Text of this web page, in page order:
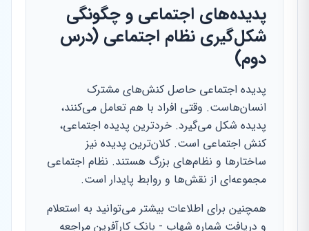
پدیده‌های اجتماعی و چگونگی
شکل‌گیری نظام اجتماعی (درس
دوم)
پدیده اجتماعی حاصل کنش‌های مشترک
انسان‌هاست. وقتی افراد با هم تعامل می‌کنند،
پدیده شکل می‌گیرد. خردترین پدیده اجتماعی،
کنش اجتماعی است. کلان‌ترین پدیده نیز
ساختارها و نظام‌های بزرگ هستند. نظام اجتماعی
مجموعه‌ای از نقش‌ها و روابط پایدار است.
همچنین برای اطلاعات بیشتر می‌توانید به استعلام
و دریافت شماره شهاب - بانک کارآفرین مراجعه